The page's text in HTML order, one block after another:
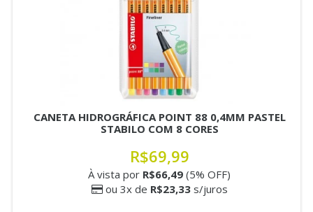
CANETA HIDROGRÁFICA POINT 88 0,4MM PASTEL
STABILO COM 8 CORES
R$69,99
À vista por R$66,49 (5% OFF)
ou 3x de R$23,33s/juros